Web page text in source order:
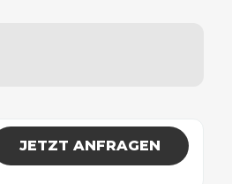
JETZT ANFRAGEN